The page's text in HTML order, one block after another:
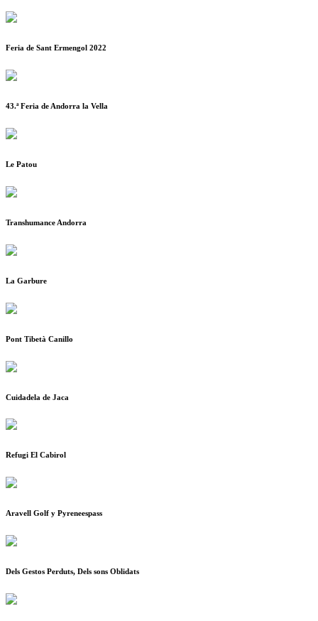
Feria de Sant Ermengol 2022
43.ª Feria de Andorra la Vella
Le Patou
Transhumance Andorra
La Garbure
Pont Tibetà Canillo
Cuidadela de Jaca
Refugi El Cabirol
Aravell Golf y Pyreneespass
Dels Gestos Perduts, Dels sons Oblidats